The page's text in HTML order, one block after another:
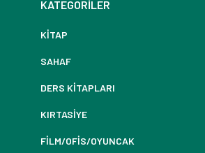
KATEGORİLER
KİTAP
SAHAF
DERS KİTAPLARI
KIRTASİYE
FİLM/OFİS/OYUNCAK